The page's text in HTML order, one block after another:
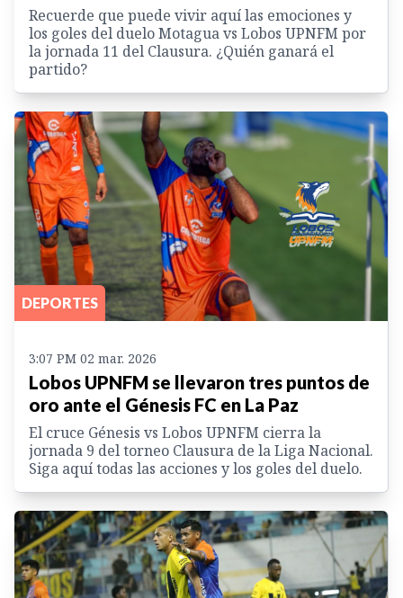
Recuerde que puede vivir aquí las emociones y
los goles del duelo Motagua vs Lobos UPNFM por
la jornada 11 del Clausura. ¿Quién ganará el
partido?
DEPORTES
3:07 PM 02 mar. 2026
Lobos UPNFM se llevaron tres puntos de
oro ante el Génesis FC en La Paz
El cruce Génesis vs Lobos UPNFM cierra la
jornada 9 del torneo Clausura de la Liga Nacional.
Siga aquí todas las acciones y los goles del duelo.